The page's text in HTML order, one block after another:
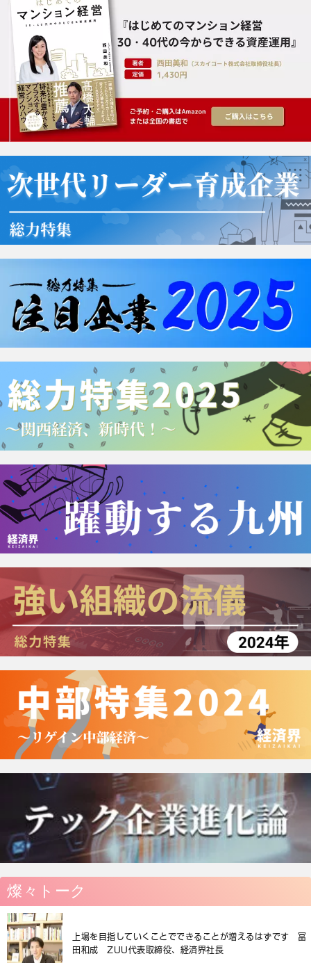
燦々トーク
上場を目指していくことでできることが増えるはずです 冨
田和成 ZUU代表取締役、経済界社長